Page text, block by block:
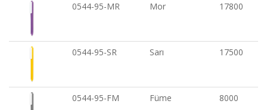
0544-95-MR Mor 17800
0544-95-SR Sarı 17500
0544-95-FM Füme 8000